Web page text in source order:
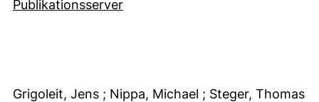
Publikationsserver
Grigoleit, Jens ; Nippa, Michael ; Steger, Thomas